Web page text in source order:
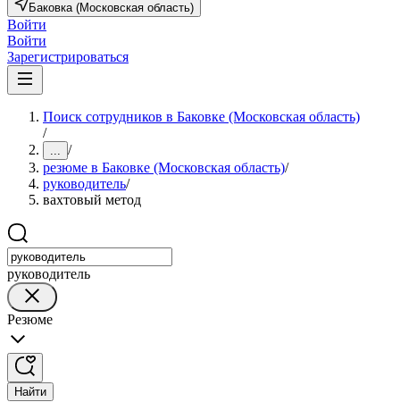
Баковка (Московская область)
Войти
Войти
Зарегистрироваться
Поиск сотрудников в Баковке (Московская область)
/
... /
резюме в Баковке (Московская область)/
руководитель/
вахтовый метод
руководитель
Резюме
Найти